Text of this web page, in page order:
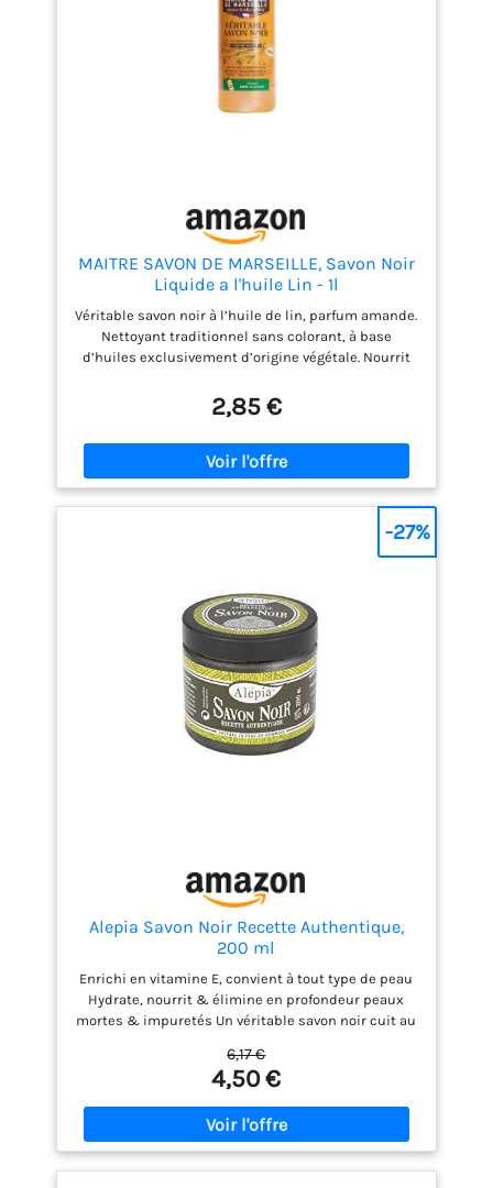
MAITRE SAVON DE MARSEILLE, Savon Noir
Liquide a l'huile Lin - 1l
Véritable savon noir à l’huile de lin, parfum amande.
Nettoyant traditionnel sans colorant, à base
d’huiles exclusivement d’origine végétale. Nourrit
dilué, il convient également pour le nettoyage des
murs, sanitaires, cuisinières, céramiques 99,4 %
des ingrédients sont d'origine naturelle Produit
multi-usages, il nettoie et dégraisse toutes les
surfaces Fabriqué en France
2,85 €
Alepia Savon Noir Recette Authentique,
200 ml
Enrichi en vitamine E, convient à tout type de peau
Hydrate, nourrit & élimine en profondeur peaux
mortes & impuretés Un véritable savon noir cuit au
s'utilise en association avec le gant Kessa Fabriqué
en France Composition: Aqua, potassium olivate,
glycérine (non ajoutée, issue de l'huile d'olive),
potassium hydroxide
6,17 €
4,50 €
-27%